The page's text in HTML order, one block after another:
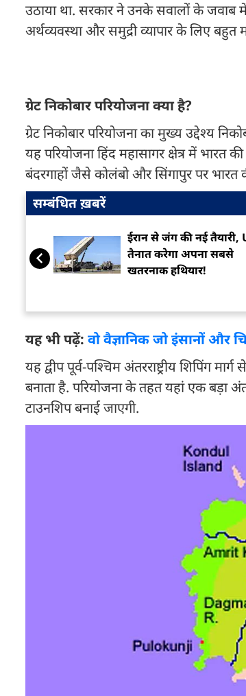
उठाया था. सरकार ने उनके सवालों के जवाब में
अर्थव्यवस्था और समुद्री व्यापार के लिए बहुत
ग्रेट निकोबार परियोजना क्या है?
ग्रेट निकोबार परियोजना का मुख्य उद्देश्य
यह परियोजना हिंद महासागर क्षेत्र में भारत
बंदरगाहों जैसे कोलंबो और सिंगापुर पर भारत
सम्बंधित ख़बरें
ईरान से जंग की नई तैयारी,
तैनात करेगा अपना सबसे
खतरनाक हथियार!
यह भी पढ़ें: वो वैज्ञानिक जो इंसानों और
यह द्वीप पूर्व-पश्चिम अंतरराष्ट्रीय शिपिंग
बनाता है. परियोजना के तहत यहां एक बड़ा
टाउनशिप बनाई जाएगी.